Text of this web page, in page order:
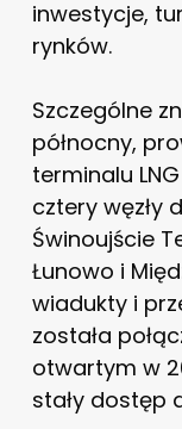
inwestycje,
rynków.
Szczególne
północny,
terminalu
cztery węzły
Świnoujście
Łunowo i
wiadukty i
została
otwartym w
stały dostęp